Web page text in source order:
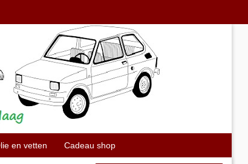
en vetten Cadeau shop